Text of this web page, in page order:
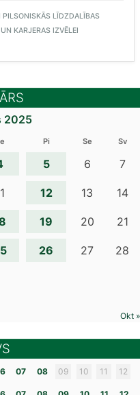
PILSONISKĀS LĪDZDALĪBAS
KARJERAS IZVĒLEI
2025
Pi Se Sv
5 6 7
12 13 14
19 20 21
26 27 28
Okt »
07 08 09 10 11 12